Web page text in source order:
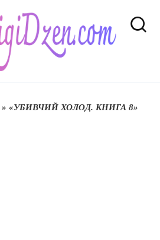
» «УБИВЧИЙ ХОЛОД. КНИГА 8»